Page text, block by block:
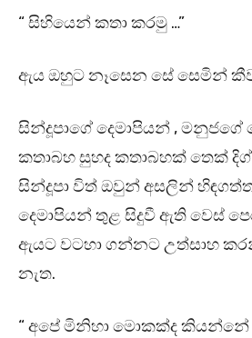
“ සිහියෙන් කතා කරමු …”
ඇය ඔහුට නෑසෙන සේ සෙමින්
සින්දූපාගේ දෙමාපියන් , මනුජගේ
කතාබහ සුහද කතාබහක් තෙක්
සින්දූපා විත් ඔවුන් අසලින්
දෙමාපියන් තුළ සිදුවී ඇති වෙස්
ඇයට වටහා ගන්නට උත්සාහ
නැත.
“ අපේ මිනිහා මොකක්ද කියන්නේ